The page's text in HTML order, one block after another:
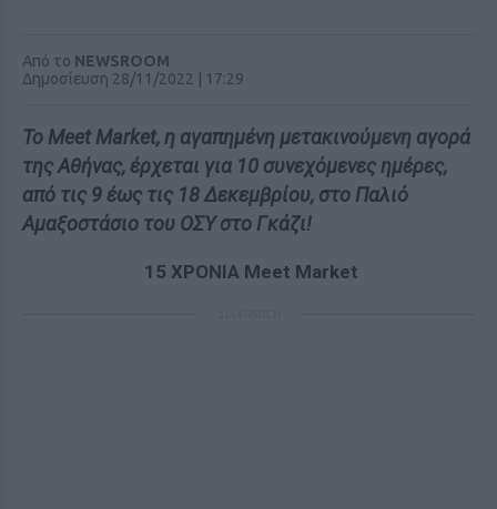
Από το NEWSROOM
Δημοσίευση 28/11/2022 | 17:29
Το Meet Market, η αγαπημένη μετακινούμενη αγορά
της Αθήνας, έρχεται για 10 συνεχόμενες ημέρες,
από τις 9 έως τις 18 Δεκεμβρίου, στο Παλιό
Αμαξοστάσιο του ΟΣΥ στο Γκάζι!
15 ΧΡΟΝΙΑ Meet Market